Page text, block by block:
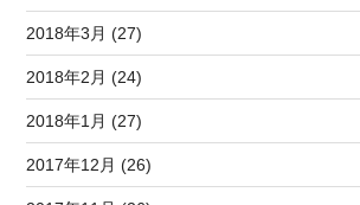
2018年3月 (27)
2018年2月 (24)
2018年1月 (27)
2017年12月 (26)